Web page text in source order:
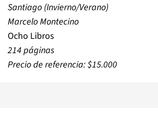
Santiago (Invierno/Verano)
Marcelo Montecino
Ocho Libros
214 páginas
Precio de referencia: $15.000